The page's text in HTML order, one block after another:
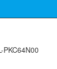
PKC64N00